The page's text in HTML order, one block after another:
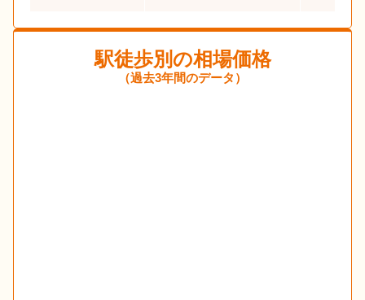
駅徒歩別の相場価格
（過去3年間のデータ）